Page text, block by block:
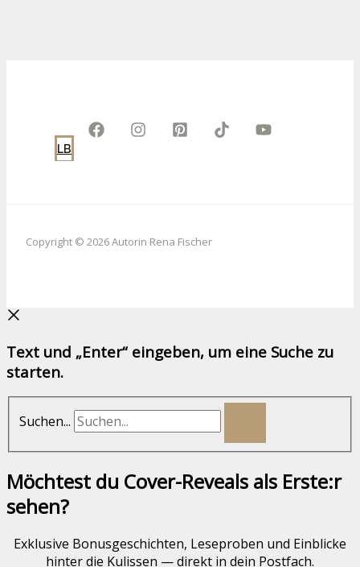
LB
Copyright © 2026 Autorin Rena Fischer
Text und „Enter“ eingeben, um eine Suche zu
starten.
Suchen...
Möchtest du Cover-Reveals als Erste:r
sehen?
Exklusive Bonusgeschichten, Leseproben und Einblicke
hinter die Kulissen — direkt in dein Postfach.